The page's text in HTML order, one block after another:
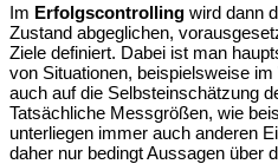
Im Erfolgscontrolling wird dann
Zustand abgeglichen,
Ziele definiert. Dabei ist man
von Situationen, beispielsweise
auch auf die Selbsteinschätzung
Tatsächliche Messgrößen, wie
unterliegen immer auch anderen
daher nur bedingt Aussagen über